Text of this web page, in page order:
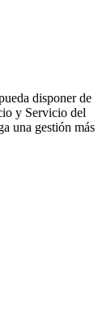
disponer de
y Servicio del
una gestión más